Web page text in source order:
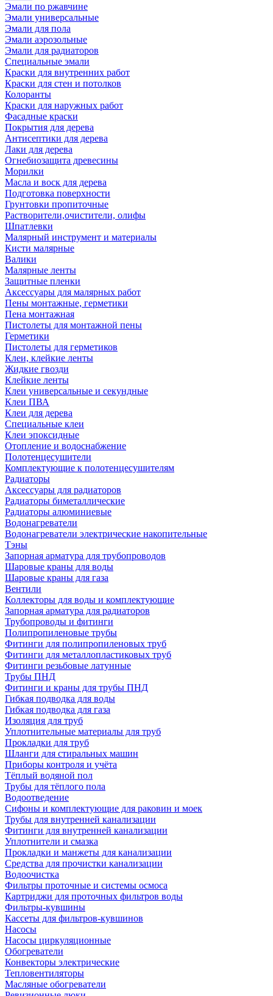
Эмали по ржавчине
Эмали универсальные
Эмали для пола
Эмали аэрозольные
Эмали для радиаторов
Специальные эмали
Краски для внутренних работ
Краски для стен и потолков
Колоранты
Краски для наружных работ
Фасадные краски
Покрытия для дерева
Антисептики для дерева
Лаки для дерева
Огнебиозащита древесины
Морилки
Масла и воск для дерева
Подготовка поверхности
Грунтовки пропиточные
Растворители,очистители, олифы
Шпатлевки
Малярный инструмент и материалы
Кисти малярные
Валики
Малярные ленты
Защитные пленки
Аксессуары для малярных работ
Пены монтажные, герметики
Пена монтажная
Пистолеты для монтажной пены
Герметики
Пистолеты для герметиков
Клеи, клейкие ленты
Жидкие гвозди
Клейкие ленты
Клеи универсальные и секундные
Клеи ПВА
Клеи для дерева
Специальные клеи
Клеи эпоксидные
Отопление и водоснабжение
Полотенцесушители
Комплектующие к полотенцесушителям
Радиаторы
Аксессуары для радиаторов
Радиаторы биметаллические
Радиаторы алюминиевые
Водонагреватели
Водонагреватели электрические накопительные
Тэны
Запорная арматура для трубопроводов
Шаровые краны для воды
Шаровые краны для газа
Вентили
Коллекторы для воды и комплектующие
Запорная арматура для радиаторов
Трубопроводы и фитинги
Полипропиленовые трубы
Фитинги для полипропиленовых труб
Фитинги для металлопластиковых труб
Фитинги резьбовые латунные
Трубы ПНД
Фитинги и краны для трубы ПНД
Гибкая подводка для воды
Гибкая подводка для газа
Изоляция для труб
Уплотнительные материалы для труб
Прокладки для труб
Шланги для стиральных машин
Приборы контроля и учёта
Тёплый водяной пол
Трубы для тёплого пола
Водоотведение
Сифоны и комплектующие для раковин и моек
Трубы для внутренней канализации
Фитинги для внутренней канализации
Уплотнители и смазка
Прокладки и манжеты для канализации
Средства для прочистки канализации
Водоочистка
Фильтры проточные и системы осмоса
Картриджи для проточных фильтров воды
Фильтры-кувшины
Кассеты для фильтров-кувшинов
Насосы
Насосы циркуляционные
Обогреватели
Конвекторы электрические
Тепловентиляторы
Масляные обогреватели